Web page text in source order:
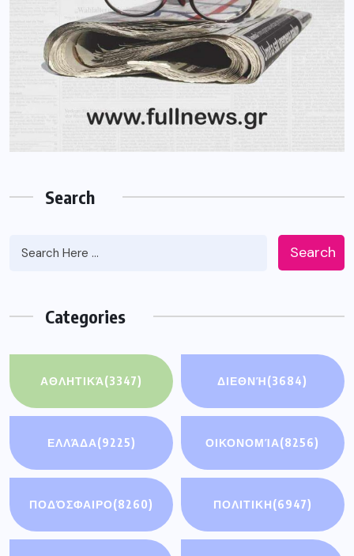
Search
Search
Categories
ΑΘΛΗΤΙΚΆ(3347) ΔΙΕΘΝΉ(3684)
ΕΛΛΆΔΑ(9225) ΟΙΚΟΝΟΜΊΑ(8256)
ΠΟΔΌΣΦΑΙΡΟ(8260) ΠΟΛΙΤΙΚΗ(6947)